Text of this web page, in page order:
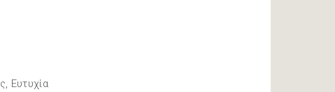
Ευτυχία